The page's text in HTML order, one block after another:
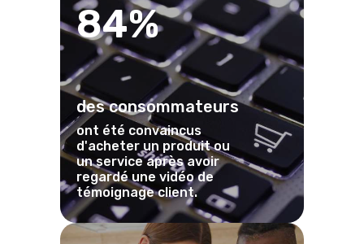
84%
des consommateurs
ont été convaincus
d'acheter un produit ou
un service après avoir
regardé une vidéo de
témoignage client.